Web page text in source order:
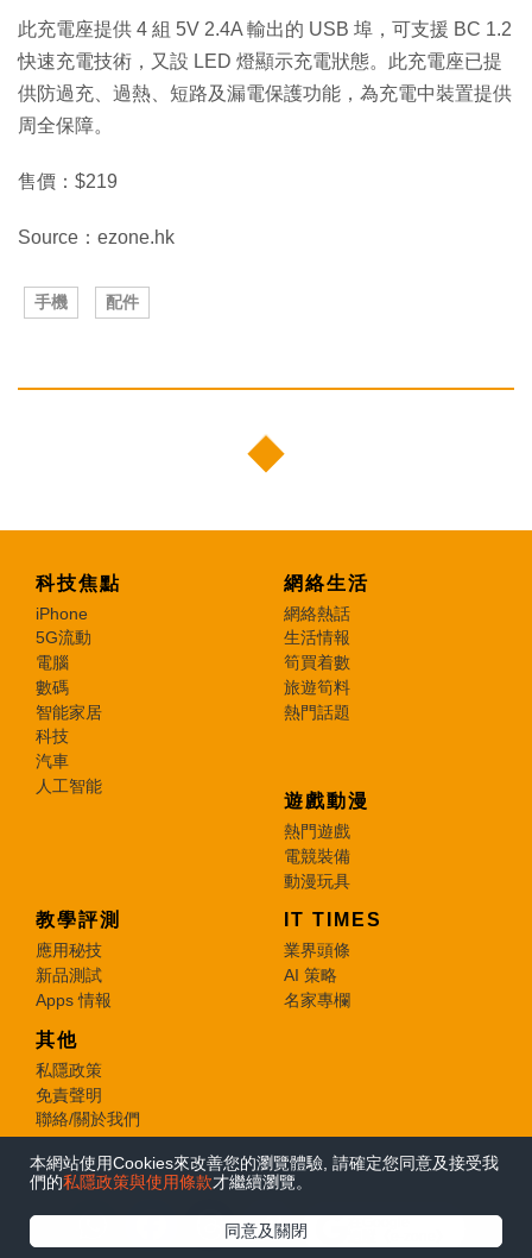
本網站使用Cookies來改善您的瀏覽體驗, 請確定您同意及接受我
們的私隱政策與使用條款才繼續瀏覽。
同意及關閉
此充電座提供 4 組 5V 2.4A 輸出的 USB 埠，可支援 BC 1.2
快速充電技術，又設 LED 燈顯示充電狀態。此充電座已提
供防過充、過熱、短路及漏電保護功能，為充電中裝置提供
周全保障。
售價：$219
Source：ezone.hk
手機 配件
科技焦點
iPhone
5G流動
電腦
數碼
智能家居
科技
汽車
人工智能
網絡生活
網絡熱話
生活情報
筍買着數
旅遊筍料
熱門話題
遊戲動漫
熱門遊戲
電競裝備
動漫玩具
教學評測
應用秘技
新品測試
Apps 情報
IT TIMES
業界頭條
AI 策略
名家專欄
其他
私隱政策
免責聲明
聯絡/關於我們
© 2026 e-zone. All Rights Reserved.